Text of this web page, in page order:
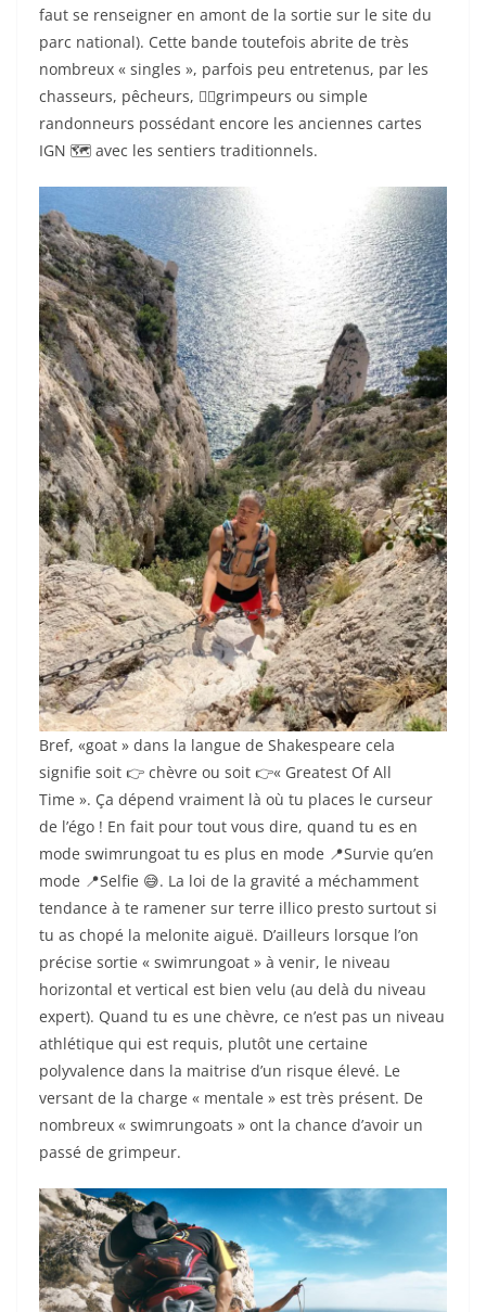
faut se renseigner en amont de la sortie sur le site du
parc national). Cette bande toutefois abrite de très
nombreux « singles », parfois peu entretenus, par les
chasseurs, pêcheurs, 🧗‍♀️grimpeurs ou simple
randonneurs possédant encore les anciennes cartes
IGN 🗺️ avec les sentiers traditionnels.
Bref, «goat » dans la langue de Shakespeare cela
signifie soit 👉 chèvre ou soit 👉« Greatest Of All
Time ». Ça dépend vraiment là où tu places le curseur
de l’égo ! En fait pour tout vous dire, quand tu es en
mode swimrungoat tu es plus en mode 📍Survie qu’en
mode 📍Selfie 😅. La loi de la gravité a méchamment
tendance à te ramener sur terre illico presto surtout si
tu as chopé la melonite aiguë. D’ailleurs lorsque l’on
précise sortie « swimrungoat » à venir, le niveau
horizontal et vertical est bien velu (au delà du niveau
expert). Quand tu es une chèvre, ce n’est pas un niveau
athlétique qui est requis, plutôt une certaine
polyvalence dans la maitrise d’un risque élevé. Le
versant de la charge « mentale » est très présent. De
nombreux « swimrungoats » ont la chance d’avoir un
passé de grimpeur.